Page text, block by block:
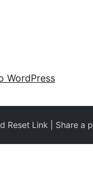
WordPress
Reset Link | Share a